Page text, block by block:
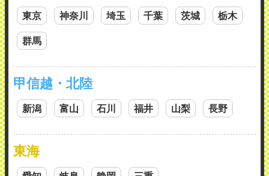
東京 神奈川 埼玉 千葉 茨城 栃木
群馬
甲信越・北陸
新潟 富山 石川 福井 山梨 長野
東海